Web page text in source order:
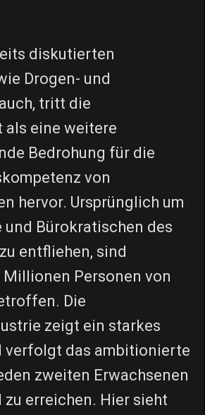
diskutierten
Drogen- und
tritt die
eine weitere
Bedrohung für die
von
hervor. Ursprünglich um
Bürokratischen des
entfliehen, sind
Millionen Personen von
Die
zeigt ein starkes
verfolgt das ambitionierte
zweiten Erwachsenen
zu erreichen. Hier sieht